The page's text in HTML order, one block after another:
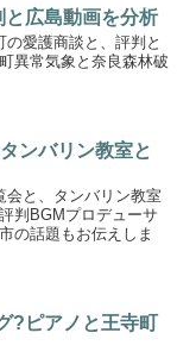
広島動画を分析
愛護商談と、評判と
異常気象と奈良森林破
ンバリン教室と
会と、タンバリン教室
判BGMプロデューサ
の話題もお伝えしま
?ピアノと王寺町